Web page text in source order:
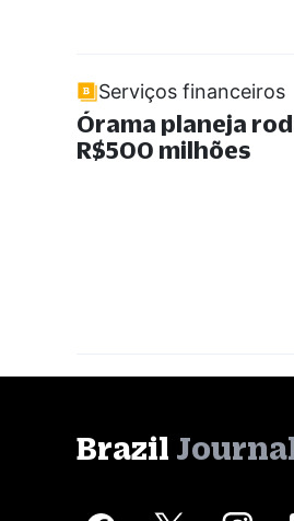
Serviços financeiros
Órama planeja
R$500 milhões
Brazil